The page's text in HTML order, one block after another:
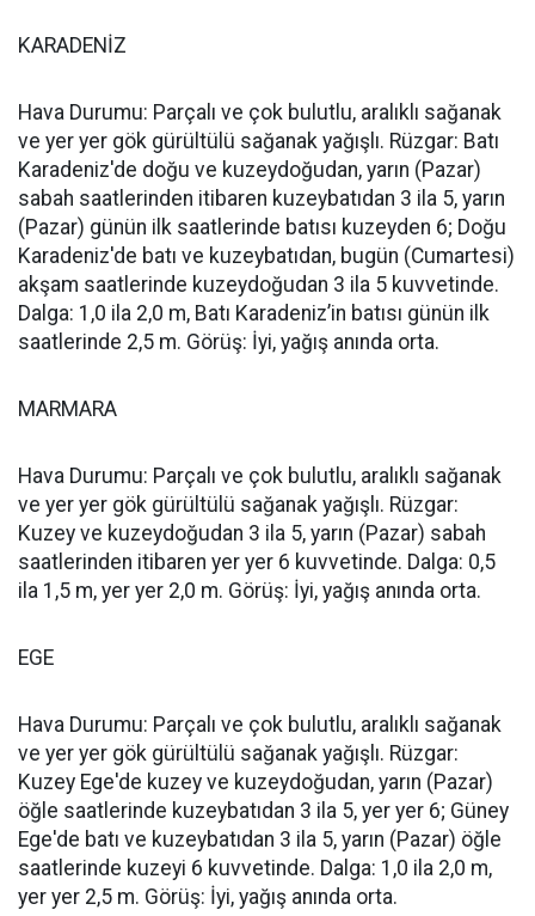
KARADENİZ
Hava Durumu: Parçalı ve çok bulutlu, aralıklı sağanak
ve yer yer gök gürültülü sağanak yağışlı. Rüzgar: Batı
Karadeniz'de doğu ve kuzeydoğudan, yarın (Pazar)
sabah saatlerinden itibaren kuzeybatıdan 3 ila 5, yarın
(Pazar) günün ilk saatlerinde batısı kuzeyden 6; Doğu
Karadeniz'de batı ve kuzeybatıdan, bugün (Cumartesi)
akşam saatlerinde kuzeydoğudan 3 ila 5 kuvvetinde.
Dalga: 1,0 ila 2,0 m, Batı Karadeniz’in batısı günün ilk
saatlerinde 2,5 m. Görüş: İyi, yağış anında orta.
MARMARA
Hava Durumu: Parçalı ve çok bulutlu, aralıklı sağanak
ve yer yer gök gürültülü sağanak yağışlı. Rüzgar:
Kuzey ve kuzeydoğudan 3 ila 5, yarın (Pazar) sabah
saatlerinden itibaren yer yer 6 kuvvetinde. Dalga: 0,5
ila 1,5 m, yer yer 2,0 m. Görüş: İyi, yağış anında orta.
EGE
Hava Durumu: Parçalı ve çok bulutlu, aralıklı sağanak
ve yer yer gök gürültülü sağanak yağışlı. Rüzgar:
Kuzey Ege'de kuzey ve kuzeydoğudan, yarın (Pazar)
öğle saatlerinde kuzeybatıdan 3 ila 5, yer yer 6; Güney
Ege'de batı ve kuzeybatıdan 3 ila 5, yarın (Pazar) öğle
saatlerinde kuzeyi 6 kuvvetinde. Dalga: 1,0 ila 2,0 m,
yer yer 2,5 m. Görüş: İyi, yağış anında orta.